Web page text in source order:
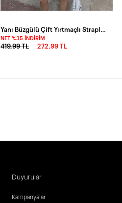
Yanı Büzgülü Çift Yırtmaçlı Straplez Bluz Siyah
NET %35 İNDIRIM
419,99 TL 272,99 TL
Duyurular
Kampanyalar